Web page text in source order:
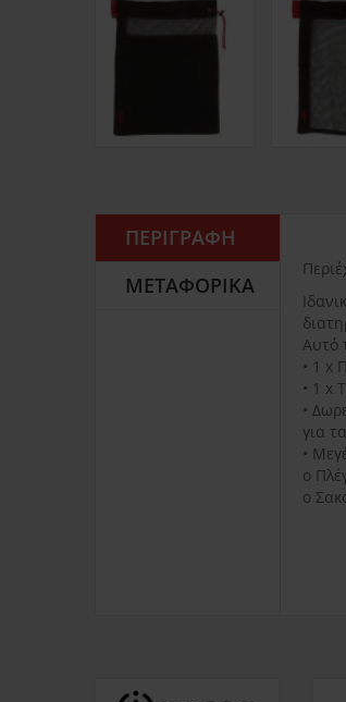
ΠΕΡΙΓΡΑΦΉ
ΜΕΤΑΦΟΡΙΚΆ
Αυτό
• 1 x
• 1 x
•
για
•
o
o